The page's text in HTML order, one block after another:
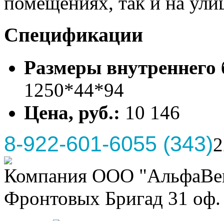
Спецификации
Размеры
1250*44*94
Цена, руб.: 10 146
8-922-601-6055 (343)
Компания ООО
Фронтовых Бригад 31